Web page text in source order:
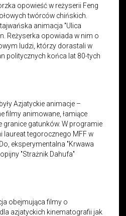
opowieść w reżyserii Feng
twórców chińskich.
animacja "Ulica
Reżyserka opowiada w nim o
ludzi, którzy dorastali w
politycznych końca lat 80-tych
Azjatyckie animacje –
filmy animowane, łamiące
granice gatunków. W programie
laureat tegorocznego MFF w
eksperymentalna "Krwawa
"Strażnik Dahufa"
obejmująca filmy o
azjatyckich kinematografii jak